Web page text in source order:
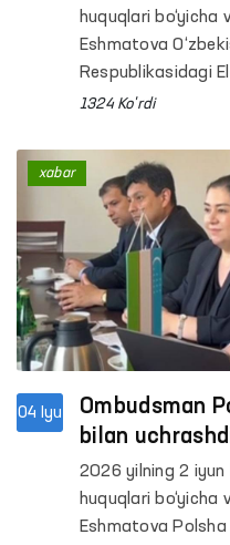
huquqlari bo‘yicha
Eshmatova
Respublikasidagi
Polshada
1324 Ko'rdi
04 Iyu
Ombudsman
bilan
2026 yilning 2 iyun
huquqlari bo‘yicha
Eshmatova
xabar